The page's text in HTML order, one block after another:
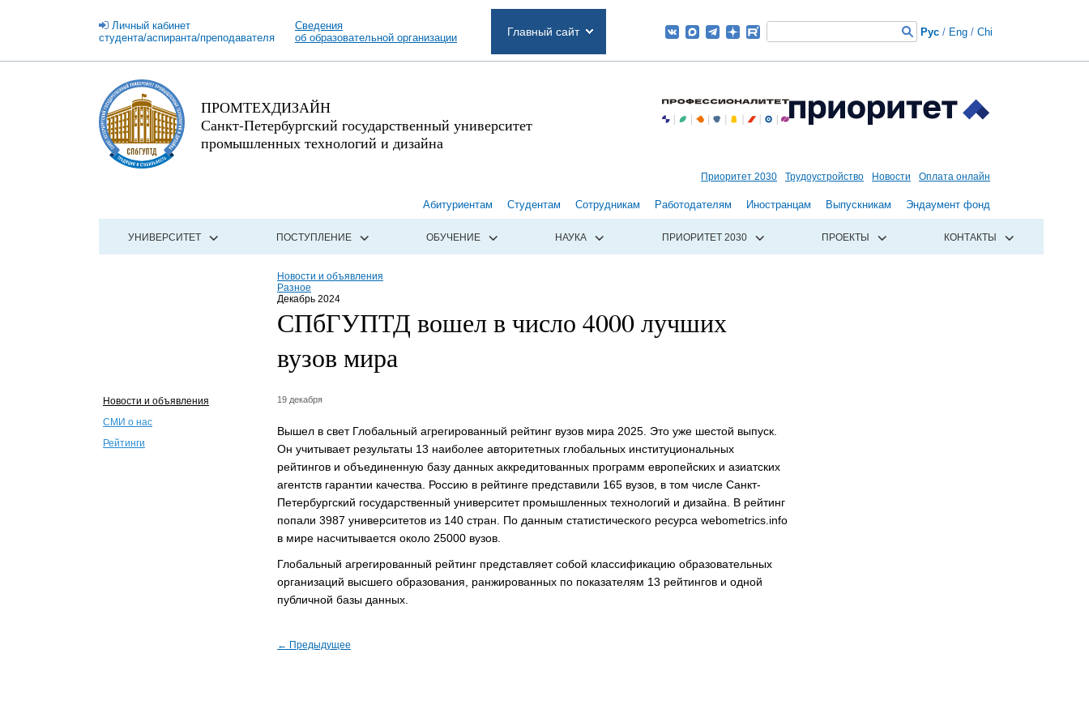
Личный кабинет
студента/аспиранта/преподавателя
Сведения
об образовательной организации
Главный сайт Рус / Eng / Chi
ПРОМТЕХДИЗАЙН
Санкт-Петербургский государственный университет
промышленных технологий и дизайна
Приоритет 2030 Трудоустройство Новости Оплата онлайн
Абитуриентам Студентам Сотрудникам Работодателям Иностранцам Выпускникам Эндаумент фонд
УНИВЕРСИТЕТ ПОСТУПЛЕНИЕ ОБУЧЕНИЕ НАУКА ПРИОРИТЕТ 2030 ПРОЕКТЫ КОНТАКТЫ
Новости и объявления
Разное
Декабрь 2024
СПбГУПТД вошел в число 4000 лучших
вузов мира
Новости и объявления
СМИ о нас
Рейтинги
19 декабря
Вышел в свет Глобальный агрегированный рейтинг вузов мира 2025. Это уже шестой выпуск.
Он учитывает результаты 13 наиболее авторитетных глобальных институциональных
рейтингов и объединенную базу данных аккредитованных программ европейских и азиатских
агентств гарантии качества. Россию в рейтинге представили 165 вузов, в том числе Санкт-
Петербургский государственный университет промышленных технологий и дизайна. В рейтинг
попали 3987 университетов из 140 стран. По данным статистического ресурса webometrics.info
в мире насчитывается около 25000 вузов.
Глобальный агрегированный рейтинг представляет собой классификацию образовательных
организаций высшего образования, ранжированных по показателям 13 рейтингов и одной
публичной базы данных.
← Предыдущее